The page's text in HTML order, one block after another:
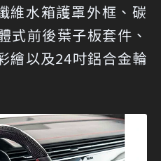
維水箱護罩外框、碳
式前後葉子板套件、
繪以及24吋鋁合金輪